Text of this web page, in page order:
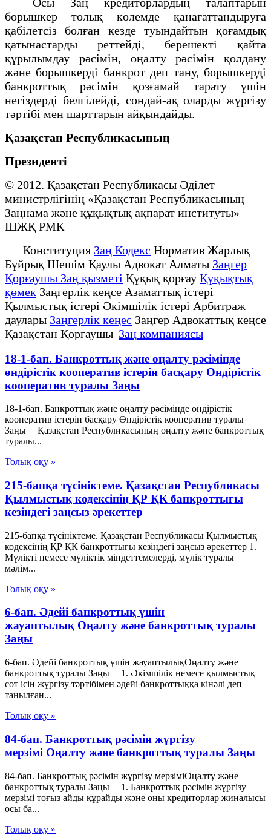
борышкер толық көлемде қанағаттандыруға
қабілетсіз болған кезде туындайтын қоғамдық
қатынастарды реттейді, берешекті қайта
құрылымдау рәсімін, оңалту рәсімін қолдану
және борышкерді банкрот деп тану, борышкерді
банкроттық рәсімін қозғамай тарату үшін
негіздерді белгілейді, сондай-ақ оларды жүргізу
тәртібі мен шарттарын айқындайды.
Қазақстан Республикасының
Президенті
© 2012. Қазақстан Республикасы Әділет
министрлігінің «Қазақстан Республикасының
Заңнама және құқықтық ақпарат институты»
ШЖҚ РМК
Конституция Заң Кодекс Норматив Жарлық
Бұйрық Шешім Қаулы Адвокат Алматы Заңгер
Қорғаушы Заң қызметі Құқық қорғау Құқықтық
қөмек Заңгерлік кеңсе Азаматтық істері
Қылмыстық істері Әкімшілік істері Арбитраж
даулары Заңгерлік кеңес Заңгер Адвокаттық кеңсе
Қазақстан Қорғаушы Заң компаниясы
18-1-бап. Банкроттық және оңалту рәсімінде
өндірістік кооператив iстерiн басқару Өндiрiстiк
кооператив туралы Заңы
18-1-бап. Банкроттық және оңалту рәсімінде өндірістік
кооператив iстерiн басқару Өндiрiстiк кооператив туралы
Заңы Қазақстан Республикасының оңалту және банкроттық
туралы...
Толық оқу »
215-бапқа түсініктеме. Қазақстан Республикасы
Қылмыстық кодексінің ҚР ҚК банкроттығы
кезіндегі заңсыз әрекеттер
215-бапқа түсініктеме. Қазақстан Республикасы Қылмыстық
кодексінің ҚР ҚК банкроттығы кезіндегі заңсыз әрекеттер 1.
Мүлікті немесе мүліктік міндеттемелерді, мүлік туралы
мәлім...
Толық оқу »
6-бап. Әдейі банкроттық үшін
жауаптылық Оңалту және банкроттық туралы
Заңы
6-бап. Әдейі банкроттық үшін жауаптылықОңалту және
банкроттық туралы Заңы 1. Әкімшілік немесе қылмыстық
сот ісін жүргізу тәртібімен әдейі банкроттыққа кінәлі деп
танылған...
Толық оқу »
84-бап. Банкроттық рәсімін жүргізу
мерзімі Оңалту және банкроттық туралы Заңы
84-бап. Банкроттық рәсімін жүргізу мерзіміОңалту және
банкроттық туралы Заңы 1. Банкроттық рәсімін жүргізу
мерзімі тоғыз айды құрайды және оны кредиторлар жиналысы
осы ба...
Толық оқу »